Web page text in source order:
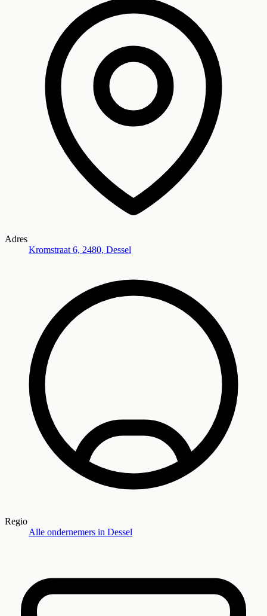
Adres
Kromstraat 6, 2480, Dessel
Regio
Alle ondernemers in Dessel